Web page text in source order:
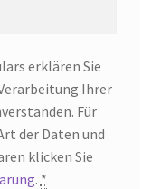
erklären Sie
Ihrer
Für
der Daten und
klicken Sie
. *